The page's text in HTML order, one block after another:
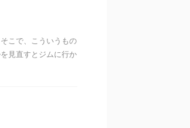
こで、こういうもの
見直すとジムに行か